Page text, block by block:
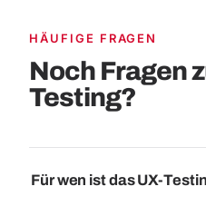
HÄUFIGE FRAGEN
Noch Fragen
Testing?
Für wen ist das UX-